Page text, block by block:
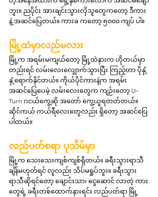
ဘူး။ ညပိုင်း အားချင်းသွားလိုသူတွေကတော့ ဒီကား
နဲ့ အဆင်ပြေတယ်။ ကားခ ကတော့ ၅၀၀၀ ကျပ် ပါ။
မြို့ထဲမှာလည်မလား
မြို့က အရမ်းမကျယ်တော့ မြို့ထဲနားက ဟိုတယ်မှာ
တည်းရင် လမ်းလေးလျှောက်သွားပြီး ကြည့်တာ ပိုနှံ့
နှံ့ရောက်နိုင်တယ်။ ကိုယ်ပိုင်ကားနဲ့က အရမ်း
အဆင်ပြေပေမဲ့ လမ်းလေးတွေက ကျဉ်းတော့ U-
Turn ဂငယ်ကွေ့ဆို အတော် ကွေ့ယူရတတ်တယ်။
ဆိုင်ကယ် ကယ်ရီလေးတွေလည်း ရှိတော့ အဆင်ပြေ
ပါတယ်။
လည်ပတ်စရာ ပုသိမ်မှာ
မြို့က သေးသေးကျစ်ကျစ်ရှိတယ်။ ခရီးသွားရာသီ
ချိန်မဟုတ်ရင် လူလည်း သိပ်မရှုပ်ဘူး။ ခရီးသွား
ရာသီဆိုရင်တော့ ချောင်းသာ၊ ငွေဆောင် လာတဲ့ ကား
တွေရဲ့ ခရီးတစ်ထောက်နားရင်း လည်ပတ်ရာ မြို့